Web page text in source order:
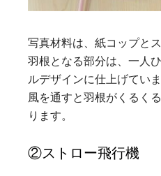
写真材料は、紙コップと
羽根となる部分は、一人
ルデザインに仕上げていま
風を通すと羽根がくるく
ります。
②ストロー飛行機